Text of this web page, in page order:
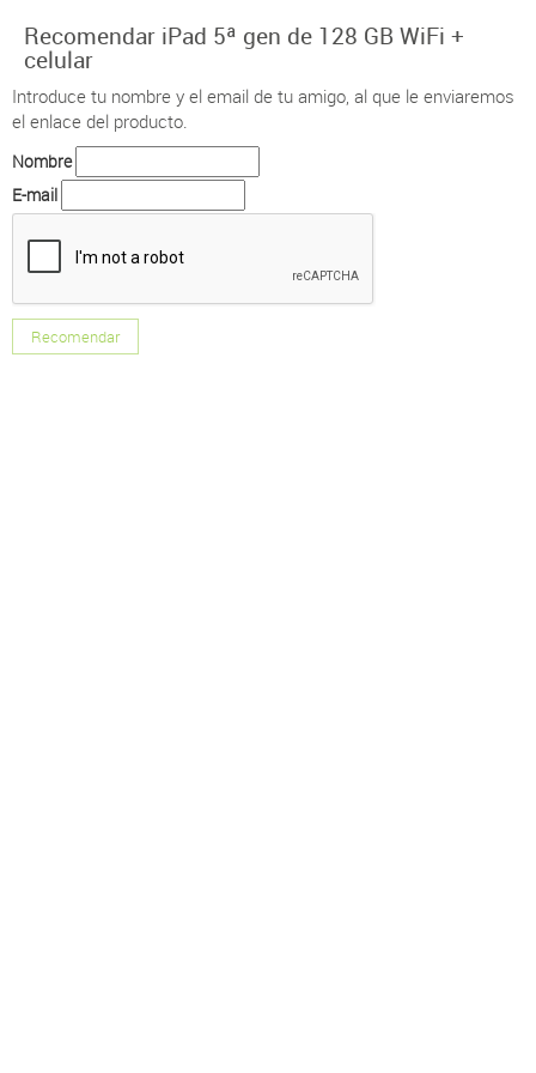
Recomendar iPad 5ª gen de 128 GB WiFi +
celular
Introduce tu nombre y el email de tu amigo, al que le enviaremos
el enlace del producto.
Nombre
E-mail